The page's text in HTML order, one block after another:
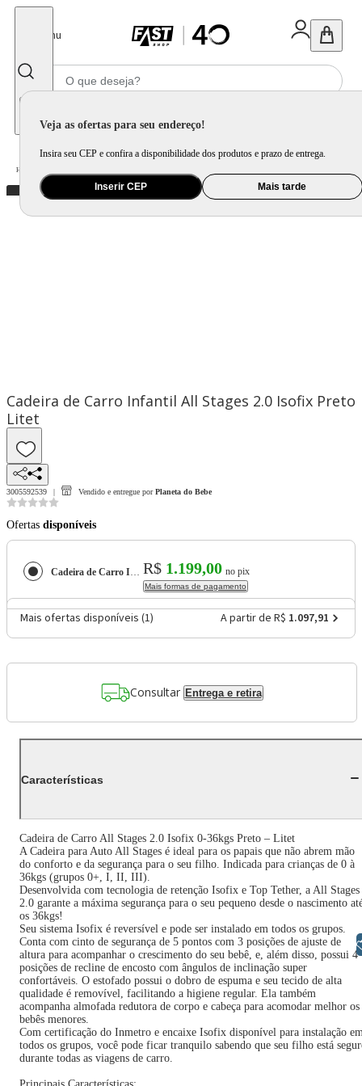
Menu
Veja as ofertas para seu endereço!
Insira seu CEP e confira a disponibilidade dos produtos e prazo de entrega.
Inserir CEP Mais tarde
Home
Cadeira de Carro Infantil All Stages 2.0 Isofix Preto
Litet
3005592539 Vendido e entregue por Planeta do Bebe
Ofertas disponíveis
Cadeira de Carro Infantil All Stages 2.0 Isofix Preto Litet R$ 1.199,00 no pix
Mais formas de pagamento
Mais ofertas disponíveis (1) A partir de R$ 1.097,91
Consultar Entrega e retira
Características
Cadeira de Carro All Stages 2.0 Isofix 0-36kgs Preto – Litet
A Cadeira para Auto All Stages é ideal para os papais que não abrem mão
do conforto e da segurança para o seu filho. Indicada para crianças de 0 à
36kgs (grupos 0+, I, II, III).
Desenvolvida com tecnologia de retenção Isofix e Top Tether, a All Stages
2.0 garante a máxima segurança para o seu pequeno desde o nascimento
os 36kgs!
Seu sistema Isofix é reversível e pode ser instalado em todos os grupos.
Conta com cinto de segurança de 5 pontos com 3 posições de ajuste de
altura para acompanhar o crescimento do seu bebê, e, além disso, possui 4
posições de recline de encosto com ângulos de inclinação super
confortáveis. O estofado possui o dobro de espuma e seu tecido de alta
qualidade é removível, facilitando a higiene regular. Ela também
acompanha almofada redutora de corpo e cabeça para acomodar melhor os
bebês menores.
Com certificação do Inmetro e encaixe Isofix disponível para instalação
todos os grupos, você pode ficar tranquilo sabendo que seu filho está
durante todas as viagens de carro.
Libras